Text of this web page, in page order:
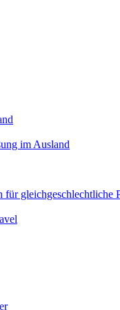
im Ausland
gleichgeschlechtliche